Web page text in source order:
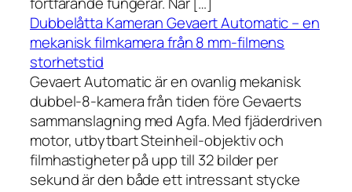
Dubbelåtta Kameran Gevaert Automatic – en
mekanisk filmkamera från 8 mm-filmens
storhetstid
Gevaert Automatic är en ovanlig mekanisk
dubbel-8-kamera från tiden före Gevaerts
sammanslagning med Agfa. Med fjäderdriven
motor, utbytbart Steinheil-objektiv och
filmhastigheter på upp till 32 bilder per
sekund är den både ett intressant stycke